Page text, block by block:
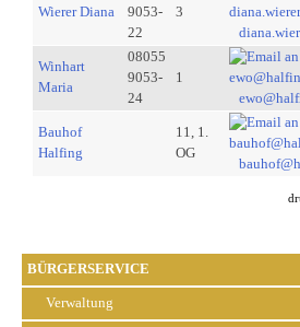
BÜRGERSERVICE
Verwaltung
Wierer Diana
9053-
22
3
Winhart
Maria
08055
9053-
24
1
Bauhof
Halfing
11, 1.
OG